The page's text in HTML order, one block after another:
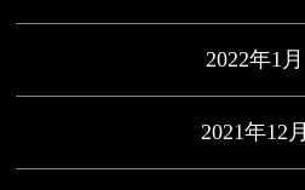
2022年1月
2021年12月